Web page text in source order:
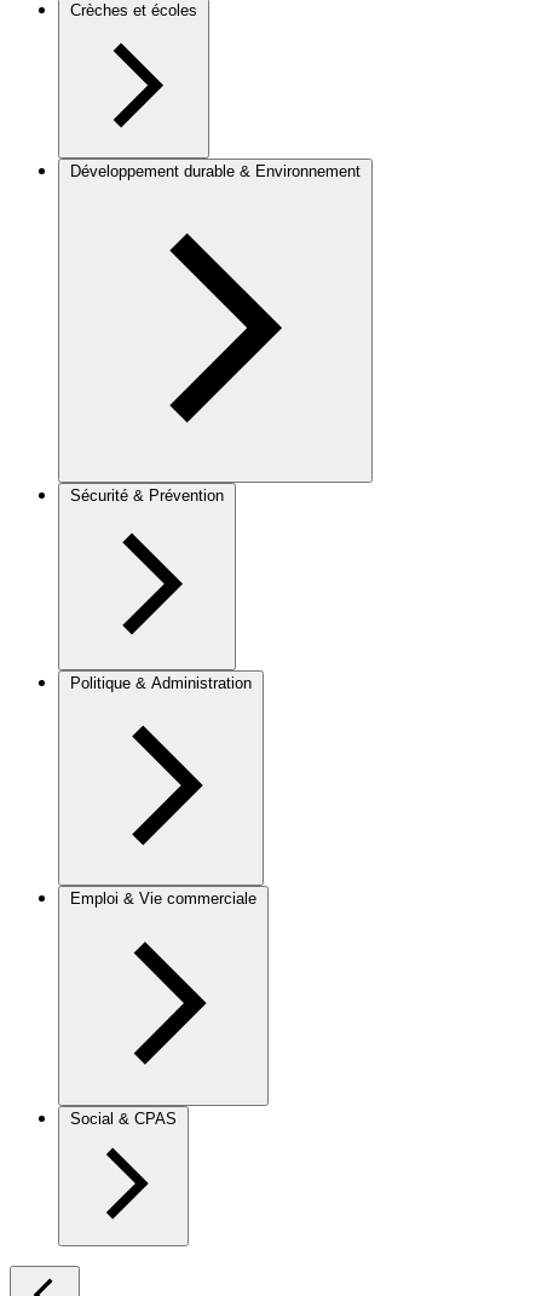
Crèches et écoles
Développement durable & Environnement
Sécurité & Prévention
Politique & Administration
Emploi & Vie commerciale
Social & CPAS